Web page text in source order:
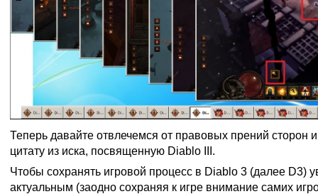
Теперь давайте отвлечемся от правовых прений сторон
цитату из иска, посвященную Diablo III.
Чтобы сохранять игровой процесс в Diablo 3 (далее D3)
актуальным (заодно сохраняя к игре внимание самих